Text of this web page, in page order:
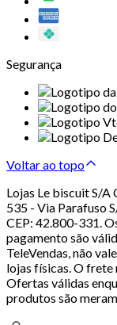
Segurança
Voltar ao topo
Lojas Le biscuit S/
535 - Via Parafuso
CEP: 42.800-331.
pagamento são
TeleVendas, não
lojas físicas. O frete
Ofertas válidas
produtos são